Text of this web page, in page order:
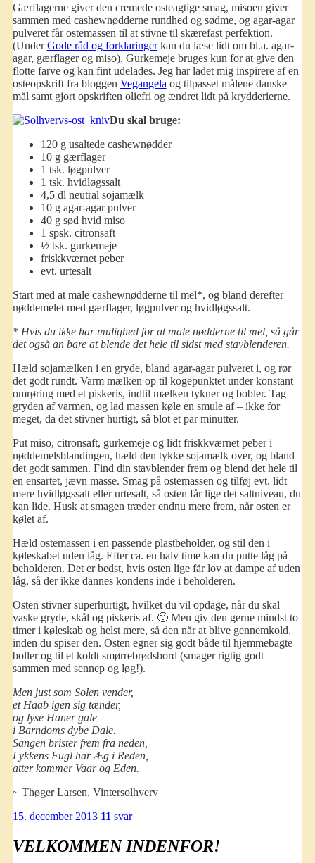
Gærflagerne giver den cremede osteagtige smag, misoen giver
sammen med cashewnødderne rundhed og sødme, og agar-agar
pulveret får ostemassen til at stivne til skærefast perfektion.
(UnderGode råd og forklaringerkan du læse lidt om bl.a. agar-
agar, gærflager og miso). Gurkemeje bruges kun for at give den
flotte farve og kan fint udelades. Jeg har ladet mig inspirere af en
osteopskrift fra bloggen Vegangela og tilpasset målene danske
mål samt gjort opskriften oliefri og ændret lidt på krydderierne.
Du skal bruge:
120 g usaltede cashewnødder
10 g gærflager
1 tsk. løgpulver
1 tsk. hvidløgssalt
4,5 dl neutral sojamælk
10 g agar-agar pulver
40 g sød hvid miso
1 spsk. citronsaft
½ tsk. gurkemeje
friskkværnet peber
evt. urtesalt
Start med at male cashewnødderne til mel*, og bland derefter
nøddemelet med gærflager, løgpulver og hvidløgssalt.
* Hvis du ikke har mulighed for at male nødderne til mel, så går
det også an bare at blende det hele til sidst med stavblenderen.
Hæld sojamælken i en gryde, bland agar-agar pulveret i, og rør
det godt rundt. Varm mælken op til kogepunktet under konstant
omrøring med et piskeris, indtil mælken tykner og bobler. Tag
gryden af varmen, og lad massen køle en smule af – ikke for
meget, da det stivner hurtigt, så blot et par minutter.
Put miso, citronsaft, gurkemeje og lidt friskkværnet peber i
nøddemelsblandingen, hæld den tykke sojamælk over, og bland
det godt sammen. Find din stavblender frem og blend det hele til
en ensartet, jævn masse. Smag på ostemassen og tilføj evt. lidt
mere hvidløgssalt eller urtesalt, så osten får lige det saltniveau, du
kan lide. Husk at smagen træder endnu mere frem, når osten er
kølet af.
Hæld ostemassen i en passende plastbeholder, og stil den i
køleskabet uden låg. Efter ca. en halv time kan du putte låg på
beholderen. Det er bedst, hvis osten lige får lov at dampe af uden
låg, så der ikke dannes kondens inde i beholderen.
Osten stivner superhurtigt, hvilket du vil opdage, når du skal
vaske gryde, skål og piskeris af. 🙂 Men giv den gerne mindst to
timer i køleskab og helst mere, så den når at blive gennemkold,
inden du spiser den. Osten egner sig godt både til hjemmebagte
boller og til et koldt smørrebrødsbord (smager rigtig godt
sammen med sennep og løg!).
Men just som Solen vender,
et Haab igen sig tænder,
og lyse Haner gale
i Barndoms dybe Dale.
Sangen brister frem fra neden,
Lykkens Fugl har Æg i Reden,
atter kommer Vaar og Eden.
~ Thøger Larsen, Vintersolhverv
15. december 2013 11 svar
VELKOMMEN INDENFOR!